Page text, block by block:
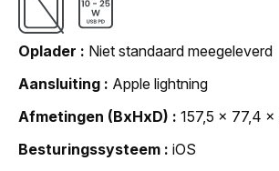
Oplader
Niet standaard meegeleverd
Aansluiting
Apple lightning
Afmetingen (BxHxD)
157,5 x 77,4 x
Besturingssysteem
iOS